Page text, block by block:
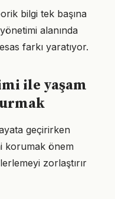
bilgi tek başına
alanında
farkı yaratıyor.
ile yaşam
geçirirken
korumak önem
zorlaştırır